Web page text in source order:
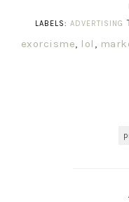
LABELS: ADVERTISING
exorcisme, lol ,